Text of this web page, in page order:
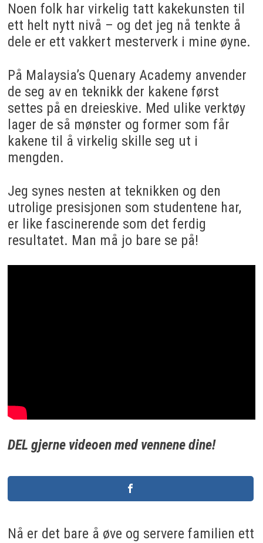
Noen folk har virkelig tatt kakekunsten til
ett helt nytt nivå – og det jeg nå tenkte å
dele er ett vakkert mesterverk i mine øyne.
På Malaysia’s Quenary Academy anvender
de seg av en teknikk der kakene først
settes på en dreieskive. Med ulike verktøy
lager de så mønster og former som får
kakene til å virkelig skille seg ut i
mengden.
Jeg synes nesten at teknikken og den
utrolige presisjonen som studentene har,
er like fascinerende som det ferdig
resultatet. Man må jo bare se på!
DEL gjerne videoen med vennene dine!
Nå er det bare å øve og servere familien ett